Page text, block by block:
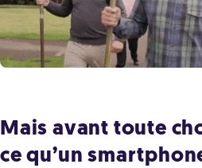
Mais avant toute
ce qu’un